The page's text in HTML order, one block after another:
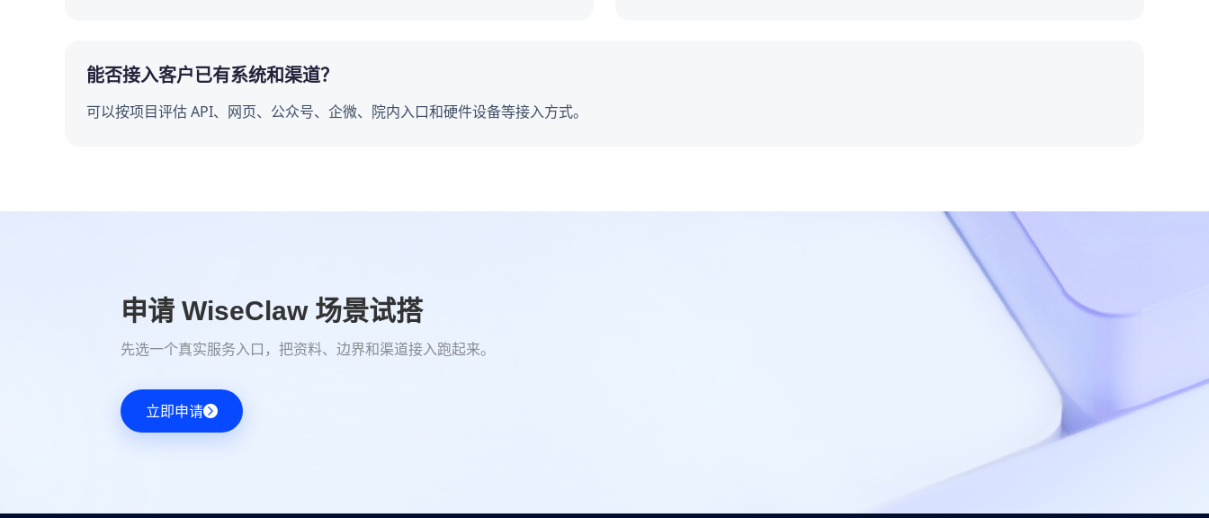
能否接入客户已有系统和渠道？
可以按项目评估 API、网页、公众号、企微、院内入口和硬件设备等接入方式。
申请 WiseClaw 场景试搭
先选一个真实服务入口，把资料、边界和渠道接入跑起来。
立即申请